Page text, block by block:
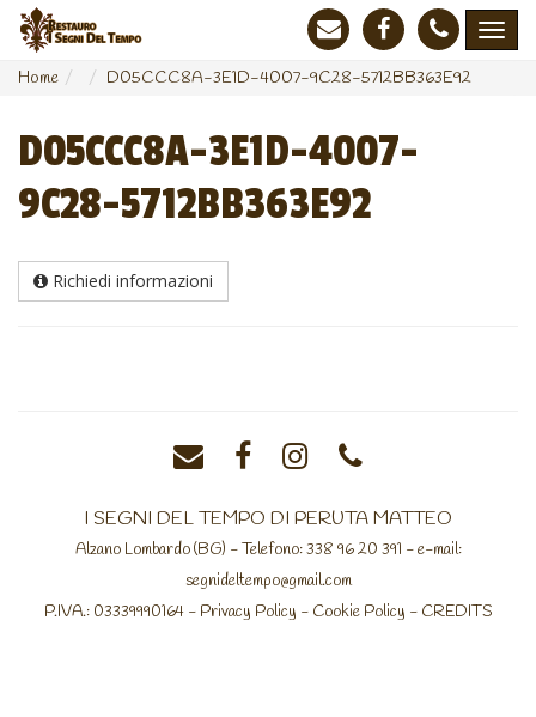
Home D05CCC8A-3E1D-4007-9C28-5712BB363E92
D05CCC8A-3E1D-4007-
9C28-5712BB363E92
Richiedi informazioni
I SEGNI DEL TEMPO DI PERUTA MATTEO
Alzano Lombardo (BG) - Telefono: 338 96 20 391 - e-mail:
segnideltempo@gmail.com
P.IVA.: 03339990164 - Privacy Policy - Cookie Policy - CREDITS